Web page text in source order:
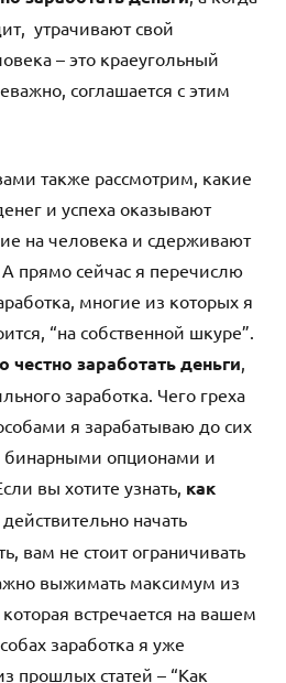
утрачивают свой
– это краеугольный
соглашается с этим
также рассмотрим, какие
и успеха оказывают
на человека и сдерживают
прямо сейчас я перечислю
многие из которых я
“на собственной шкуре”.
честно заработать деньги
заработка. Чего греха
я зарабатываю до сих
бинарными опционами и
вы хотите узнать, как
действительно начать
вам не стоит ограничивать
выжимать максимум из
встречается на вашем
заработка я уже
прошлых статей – “Как